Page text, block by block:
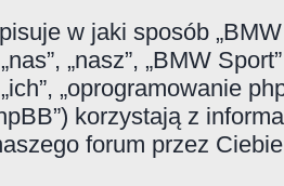
w jaki sposób
„nasz”, „BMW
„oprogramowanie
korzystają z
forum przez